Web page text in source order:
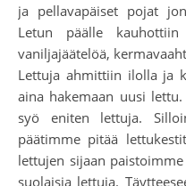
ja pellavapäiset pojat
Letun päälle
vaniljajäätelöä,
Lettuja ahmittiin ilolla ja
aina hakemaan uusi
syö eniten lettuja.
päätimme pitää
lettujen sijaan
suolaisia lettuja.